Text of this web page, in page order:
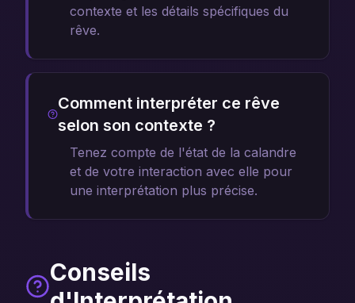
contexte et les détails spécifiques du
rêve.
Comment interpréter ce rêve
selon son contexte ?
Tenez compte de l'état de la calandre
et de votre interaction avec elle pour
une interprétation plus précise.
Conseils